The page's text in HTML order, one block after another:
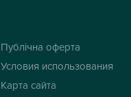
Публічна оферта
Условия использования
Карта сайта